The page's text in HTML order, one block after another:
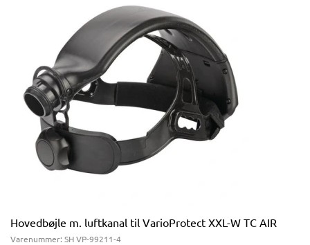
Hovedbøjle m. luftkanal til VarioProtect XXL-W TC AIR
Varenummer: SH VP-99211-4